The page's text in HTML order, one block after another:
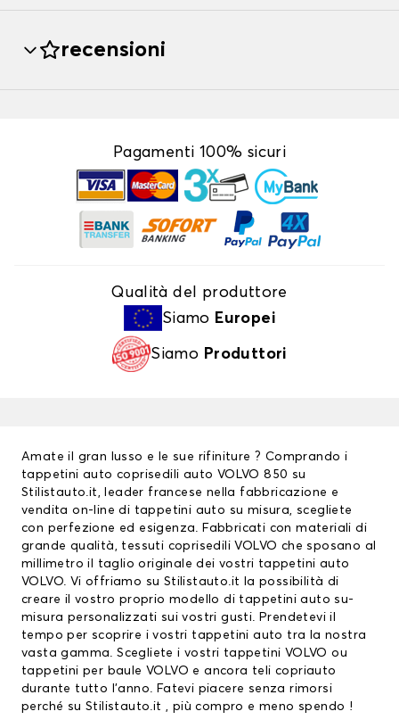
recensioni
Pagamenti 100% sicuri
Qualità del produttore
Siamo Europei
Siamo Produttori
Amate il gran lusso e le sue rifiniture ? Comprando i
tappetini autocoprisedili auto VOLVO 850 su
Stilistauto.it, leader francese nella fabbricazione e
vendita on-line di tappetini auto su misura, scegliete
con perfezione ed esigenza. Fabbricati con materiali di
grande qualità, tessuti coprisedili VOLVO che sposano al
millimetro il taglio originale dei vostri tappetini auto
VOLVO. Vi offriamo su Stilistauto.it la possibilità di
creare il vostro proprio modello di tappetini auto su-
misura personalizzati sui vostri gusti. Prendetevi il
tempo per scoprire i vostri tappetini auto tra la nostra
vasta gamma. Scegliete i vostri tappetini VOLVO ou
tappetini per baule VOLVO e ancora teli copriauto
durante tutto l’anno. Fatevi piacere senza rimorsi
perché su Stilistauto.it , più compro e meno spendo !